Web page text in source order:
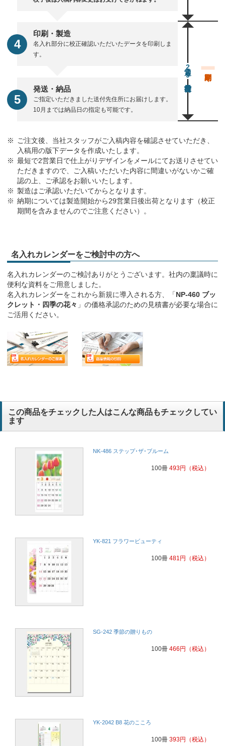
印刷・製造
名入れ部分に校正確認いただいたデータを印刷しま
す。
発送・納品
ご指定いただきました送付先住所にお届けします。
10月までは納品日の指定も可能です。
通常29営業日後出荷
ご注文後、当社スタッフがご入稿内容を確認させていただき、
入稿用の版下データを作成いたします。
最短で2営業日で仕上がりデザインをメールにてお送りさせてい
ただきますので、ご入稿いただいた内容に間違いがないかご確
認の上、ご承認をお願いいたします。
製造はご承認いただいてからとなります。
納期については製造開始から29営業日後出荷となります（校正
期間を含みませんのでご注意ください）。
名入れカレンダーをご検討中の方へ
名入れカレンダーのご検討ありがとうございます。社内の稟議時に
便利な資料をご用意しました。
名入れカレンダーをこれから新規に導入される方、「NP-460 ブッ
クレット・四季の花々 」の価格承認のための見積書が必要な場合に
ご活用ください。
この商品をチェックした人はこんな商品もチェックしてい
ます
NK-486 ステップ･ザ･ブルーム
100冊 493円 （税込）
YK-821 フラワービューティ
100冊 481 円 （税込）
SG-242 季節の贈りもの
100冊 466 円 （税込）
YK-2042 B8 花のこころ
100冊 393円 （税込）